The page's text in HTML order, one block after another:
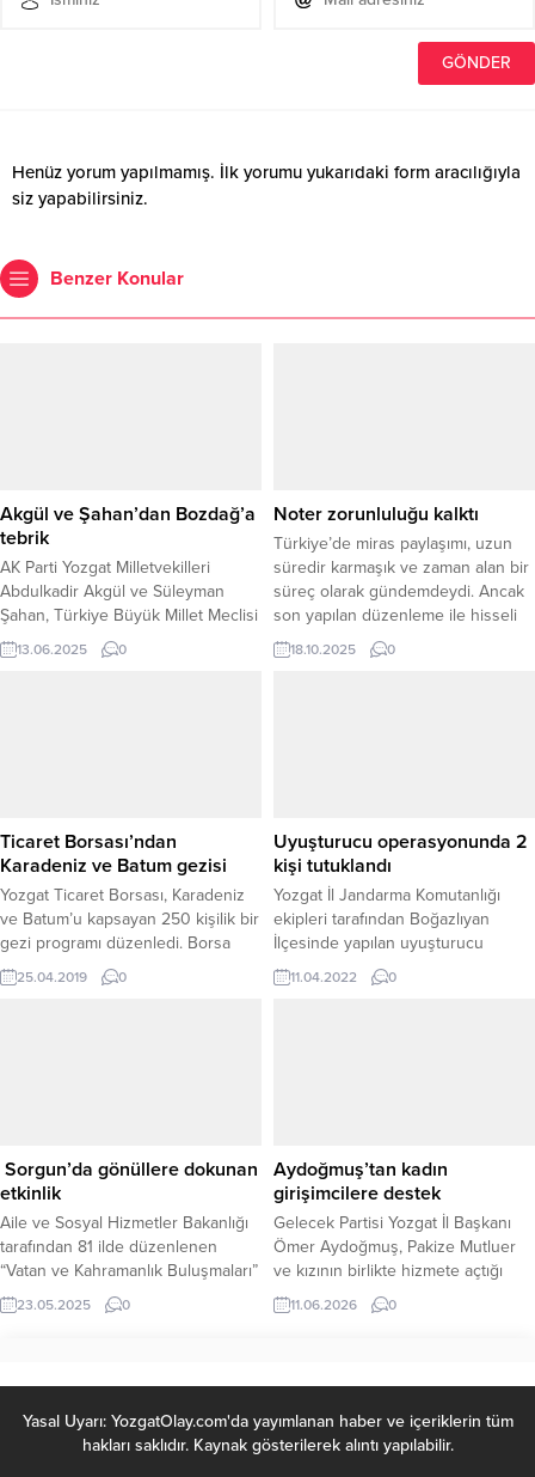
Henüz yorum yapılmamış. İlk yorumu yukarıdaki form aracılığıyla
siz yapabilirsiniz.
Benzer Konular
Akgül ve Şahan’dan Bozdağ’a
tebrik
AK Parti Yozgat Milletvekilleri
Abdulkadir Akgül ve Süleyman
Şahan, Türkiye Büyük Millet Meclisi
(TBMM) Başkanvekilliği görevine
yeniden seçilen Şanlıurfa
kullandı:“Türkiye Büyük Millet
Meclisi (TBMM) Başkanvekili olarak
yeniden...
13.06.2025 0
Noter zorunluluğu kalktı
Türkiye’de miras paylaşımı, uzun
süredir karmaşık ve zaman alan bir
süreç olarak gündemdeydi. Ancak
son yapılan düzenleme ile hisseli
tapu devri işlemleri sadeleştirildi.
Artık kardeşler arasında kalan
18.10.2025 0
Ticaret Borsası’ndan
Karadeniz ve Batum gezisi
Yozgat Ticaret Borsası, Karadeniz
ve Batum’u kapsayan 250 kişilik bir
gezi programı düzenledi. Borsa
Başkanı Mehmet Erkekli ve üyeler,
bugün sabah erken saatlerde
25.04.2019 0
Uyuşturucu operasyonunda 2
kişi tutuklandı
Yozgat İl Jandarma Komutanlığı
ekipleri tarafından Boğazlıyan
İlçesinde yapılan uyuşturucu
operasyonunda gözaltına alınan
M.C. ve C.A isimli şüpheliler
11.04.2022 0
Sorgun’da gönüllere dokunan
etkinlik
Aile ve Sosyal Hizmetler Bakanlığı
tarafından 81 ilde düzenlenen
“Vatan ve Kahramanlık Buluşmaları”
etkinliğinin 2025 yılı dördüncü
durağı, Yozgat’ın Sorgun ilçesi oldu.
Sorgun Kaymakamlığı iş birliğiyle
gerçekleştirildi. Lise öğrencilerinin
yoğun katılım gösterdiği programa,
23.05.2025 0
Aydoğmuş’tan kadın
girişimcilere destek
Gelecek Partisi Yozgat İl Başkanı
Ömer Aydoğmuş, Pakize Mutluer
ve kızının birlikte hizmete açtığı
Hanımeli Ev Yemekleri Lokantası’nı
ziyaret ederek işletme sahiplerine
kadın girişimciliğinin önemi ve
kadınların iş hayatındaki rolü
üzerine değerlendirmelerde
11.06.2026 0
Yasal Uyarı: YozgatOlay.com'da yayımlanan haber ve içeriklerin tüm
hakları saklıdır. Kaynak gösterilerek alıntı yapılabilir.